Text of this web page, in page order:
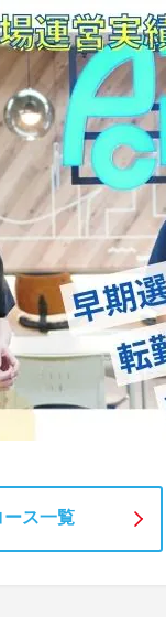
ース一覧